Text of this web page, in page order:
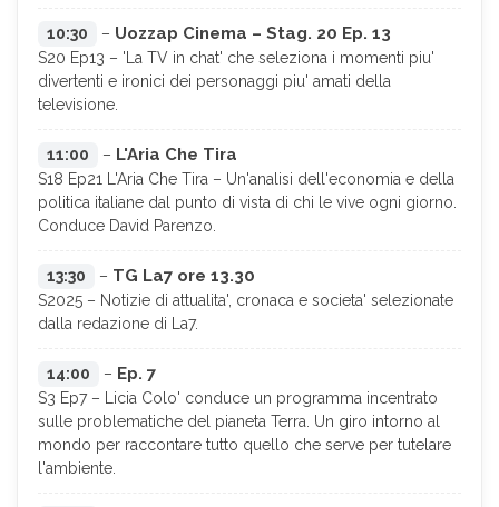
10:30 – Uozzap Cinema – Stag. 20 Ep. 13
S20 Ep13 – 'La TV in chat' che seleziona i momenti piu'
divertenti e ironici dei personaggi piu' amati della
televisione.
11:00 – L'Aria Che Tira
S18 Ep21 L'Aria Che Tira – Un'analisi dell'economia e della
politica italiane dal punto di vista di chi le vive ogni giorno.
Conduce David Parenzo.
13:30 – TG La7 ore 13.30
S2025 – Notizie di attualita', cronaca e societa' selezionate
dalla redazione di La7.
14:00 – Ep. 7
S3 Ep7 – Licia Colo' conduce un programma incentrato
sulle problematiche del pianeta Terra. Un giro intorno al
mondo per raccontare tutto quello che serve per tutelare
l'ambiente.